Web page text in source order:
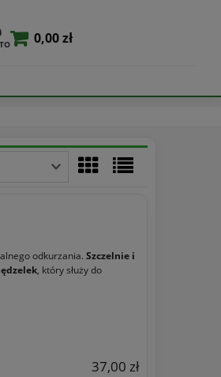
0,00 zł
odkurzania. Szczelnie i
, który służy do
37,00 zł